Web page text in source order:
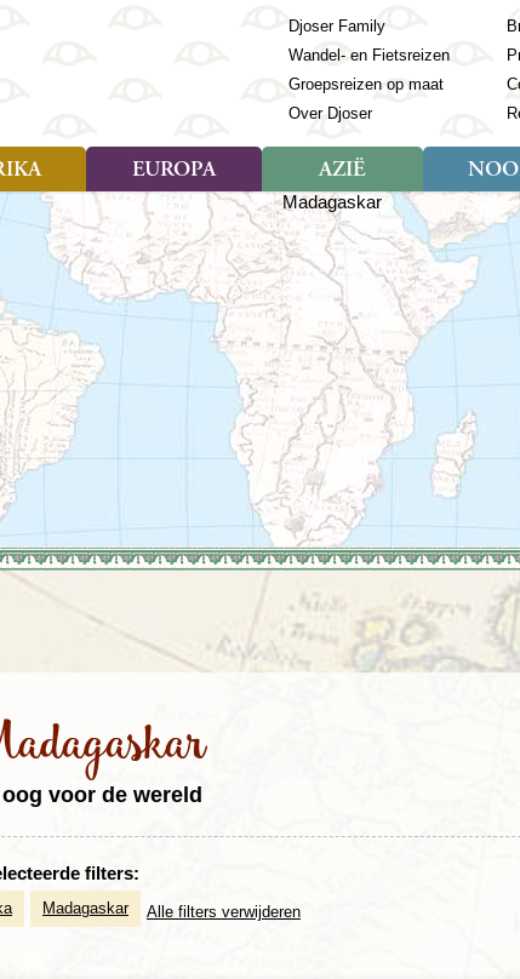
Djoser Family
Wandel- en Fietsreizen
Groepsreizen op maat
Over Djoser
Mozambique
Namibië
Sao Tomé en Principe
Swaziland
Tanzania
Togo
Zambia
Zanzibar
Zimbabwe
Rica
(Frans) Guyana
Galapagos
Guatemala
Honduras
Mexico
Nicaragua
Paaseiland
Paraguay
Suriname
EUROPA
Soort reizen
Rondreis (28)
Familiereis (11)
Fietsreis (8)
Wandelreis (23)
Landen
Albanië
Andorra
Armenië
Azerbeidzjan
Azoren
Balkan
Baltische Staten
Bosnië en Herzegovina
Bulgarije
Engeland
Estland
Finland
Frankrijk
AZIË
Soort reizen
Rondreis (57)
Familiereis (22)
Fietsreis (3)
Cultuur (28)
Natuur (16)
Nieuwe reizen
Rondreis China & Tibet, 42
dagen
Rondreis Sulawesi &
Molukken, 22 dagen
Soort
Rondreis
Familiereis
Natuur (5)
voor de wereld
filters:
Madagaskar Alle filters verwijderen